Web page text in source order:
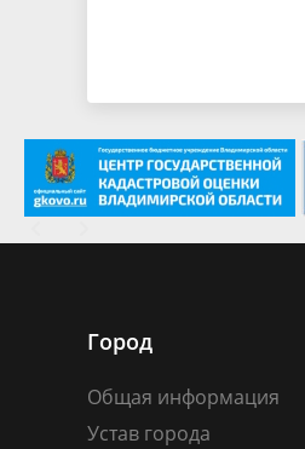
Город
Общая информация
Устав города